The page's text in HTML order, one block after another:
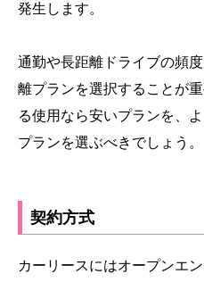
発生します。
通勤や長距離ドライブの頻
離プランを選択することが
る使用なら安いプランを、
プランを選ぶべきでしょう。
契約方式
カーリースにはオープンエ